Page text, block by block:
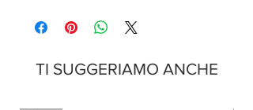
Pagamento con PayPal
TI SUGGERIAMO ANCHE